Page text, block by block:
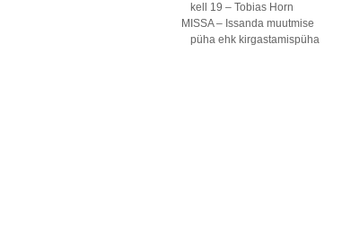
kell 19 – Tobias Horn
MISSA – Issanda muutmise
püha ehk kirgastamispüha